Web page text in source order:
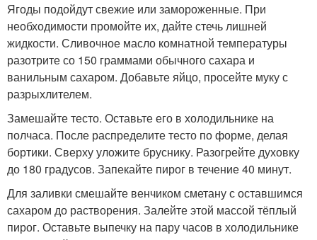
Ягоды подойдут свежие или замороженные. При
необходимости промойте их, дайте стечь лишней
жидкости. Сливочное масло комнатной температуры
разотрите со 150 граммами обычного сахара и
ванильным сахаром. Добавьте яйцо, просейте муку с
разрыхлителем.
Замешайте тесто. Оставьте его в холодильнике на
полчаса. После распределите тесто по форме, делая
бортики. Сверху уложите бруснику. Разогрейте духовку
до 180 градусов. Запекайте пирог в течение 40 минут.
Для заливки смешайте венчиком сметану с оставшимся
сахаром до растворения. Залейте этой массой тёплый
пирог. Оставьте выпечку на пару часов в холодильнике